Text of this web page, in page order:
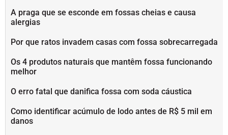
A praga que se esconde em fossas cheias e causa
alergias
Por que ratos invadem casas com fossa sobrecarregada
Os 4 produtos naturais que mantêm fossa funcionando
melhor
O erro fatal que danifica fossa com soda cáustica
Como identificar acúmulo de lodo antes de R$ 5 mil em
danos